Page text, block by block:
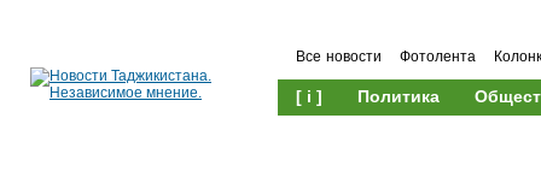
Все новости Фотолента
[ i ] Политика